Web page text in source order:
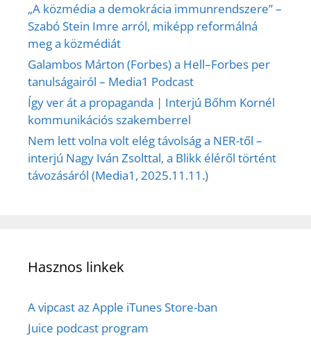
„A közmédia a demokrácia immunrendszere” –
Szabó Stein Imre arról, miképp reformálná
meg a közmédiát
Galambos Márton (Forbes) a Hell–Forbes per
tanulságairól – Media1 Podcast
Így ver át a propaganda | Interjú Bőhm Kornél
kommunikációs szakemberrel
Nem lett volna volt elég távolság a NER-től –
interjú Nagy Iván Zsolttal, a Blikk éléről történt
távozásáról (Media1, 2025.11.11.)
Hasznos linkek
A vipcast az Apple iTunes Store-ban
Juice podcast program